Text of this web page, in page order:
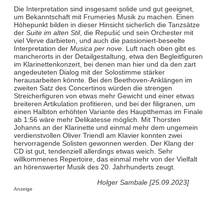
Die Interpretation sind insgesamt solide und gut geeignet,
um Bekanntschaft mit Frumeries Musik zu machen. Einen
Höhepunkt bilden in dieser Hinsicht sicherlich die Tanzsätze
der Suite im alten Stil, die Repušić und sein Orchester mit
viel Verve darbieten, und auch die passioniert-beseelte
Interpretation der Musica per nove. Luft nach oben gibt es
mancherorts in der Detailgestaltung, etwa den Begleitfiguren
im Klarinettenkonzert, bei denen man hier und da den zart
angedeuteten Dialog mit der Solostimme stärker
herausarbeiten könnte. Bei den Beethoven-Anklängen im
zweiten Satz des Concertinos würden die strengen
Streicherfiguren von etwas mehr Gewicht und einer etwas
breiteren Artikulation profitieren, und bei der filigranen, um
einen Halbton erhöhten Variante des Hauptthemas im Finale
ab 1:56 wäre mehr Delikatesse möglich. Mit Thorsten
Johanns an der Klarinette und einmal mehr dem ungemein
verdienstvollen Oliver Triendl am Klavier konnten zwei
hervorragende Solisten gewonnen werden. Der Klang der
CD ist gut, tendenziell allerdings etwas weich. Sehr
willkommenes Repertoire, das einmal mehr von der Vielfalt
an hörenswerter Musik des 20. Jahrhunderts zeugt.
Holger Sambale [25.09.2023]
Anzeige